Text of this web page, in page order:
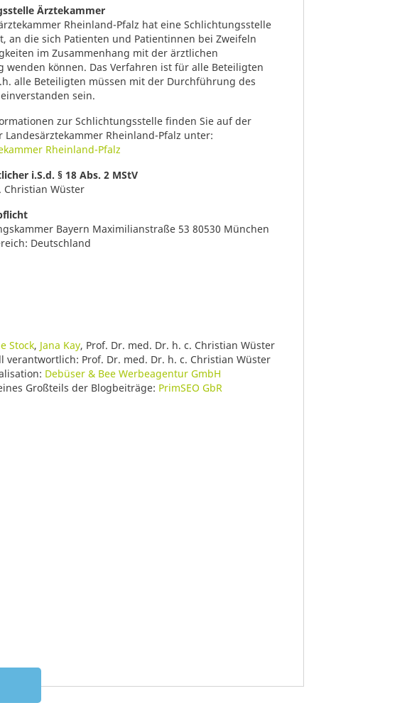
Ärztekammer
Rheinland-Pfalz hat eine Schlichtungsstelle
an die sich Patienten und Patientinnen bei Zweifeln
im Zusammenhang mit der ärztlichen
wenden können. Das Verfahren ist für alle Beteiligten
alle Beteiligten müssen mit der Durchführung des
sein.
zur Schlichtungsstelle finden Sie auf der
Landesärztekammer Rheinland-Pfalz unter:
Rheinland-Pfalz
i.S.d. § 18 Abs. 2 MStV
Christian Wüster
Bayern Maximilianstraße 53 80530 München
Deutschland
Stock, Jana Kay, Prof. Dr. med. Dr. h. c. Christian Wüster
verantwortlich: Prof. Dr. med. Dr. h. c. Christian Wüster
Debüser & Bee Werbeagentur GmbH
Großteils der Blogbeiträge: PrimSEO GbR